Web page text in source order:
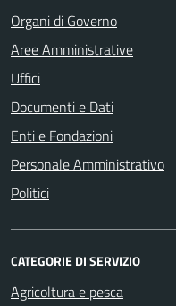
Organi di Governo
Aree Amministrative
Uffici
Documenti e Dati
Enti e Fondazioni
Personale Amministrativo
Politici
CATEGORIE DI SERVIZIO
Agricoltura e pesca